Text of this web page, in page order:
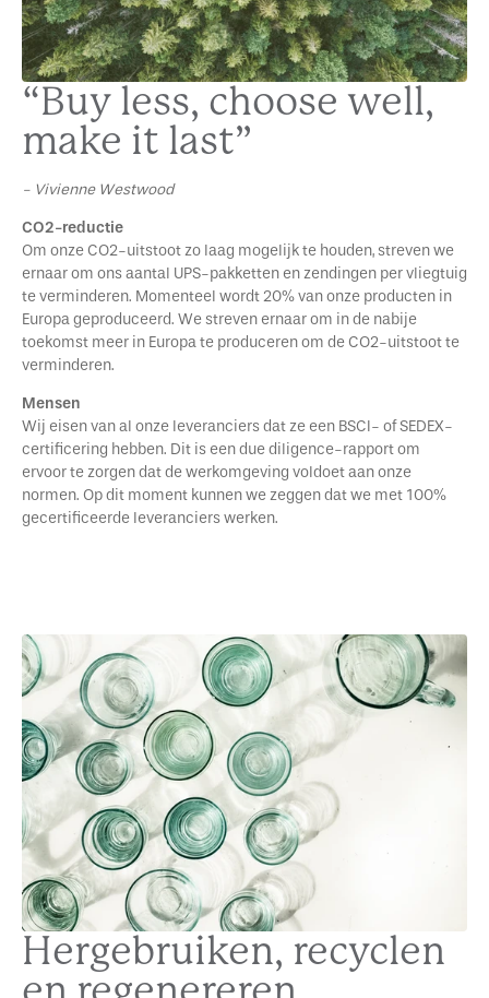
“Buy less, choose well,
make it last”
- Vivienne Westwood
CO2-reductie
Om onze CO2-uitstoot zo laag mogelijk te houden, streven we
ernaar om ons aantal UPS-pakketten en zendingen per vliegtuig
te verminderen. Momenteel wordt 20% van onze producten in
Europa geproduceerd. We streven ernaar om in de nabije
toekomst meer in Europa te produceren om de CO2-uitstoot te
verminderen.
Mensen
Wij eisen van al onze leveranciers dat ze een BSCI- of SEDEX-
certificering hebben. Dit is een due diligence-rapport om
ervoor te zorgen dat de werkomgeving voldoet aan onze
normen. Op dit moment kunnen we zeggen dat we met 100%
gecertificeerde leveranciers werken.
Hergebruiken, recyclen